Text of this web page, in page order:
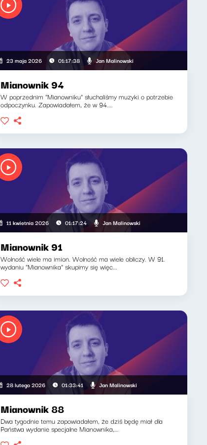
23 maja 2026 01:17:38 Jan Malinowski
Mianownik 94
W poprzednim "Mianowniku" słuchaliśmy muzyki o potrzebie
odpoczynku. Zapowiadałem, że w 94....
11 kwietnia 2026 01:17:24 Jan Malinowski
Mianownik 91
Wolność wiele ma imion. Wolność ma wiele obliczy. W 91.
wydaniu "Mianownika" skupimy się więc...
28 lutego 2026 01:33:41 Jan Malinowski
Mianownik 88
Dwa tygodnie temu zapowiadałem, że dziś będę miał dla
Państwa wydanie specjalne Mianownika,...